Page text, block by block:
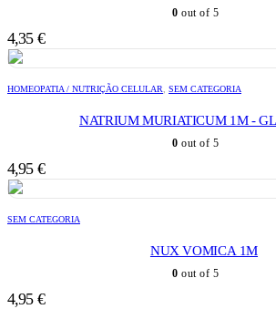
0 out of 5
4,35 €
HOMEOPATIA / NUTRIÇÃO CELULAR SEM CATEGORIA
NATRIUM MURIATICUM 1M -
0 out of 5
4,95 €
SEM CATEGORIA
NUX VOMICA 1M
0 out of 5
4,95 €